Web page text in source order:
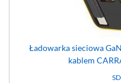
Ładowarka sieciowa
kablem